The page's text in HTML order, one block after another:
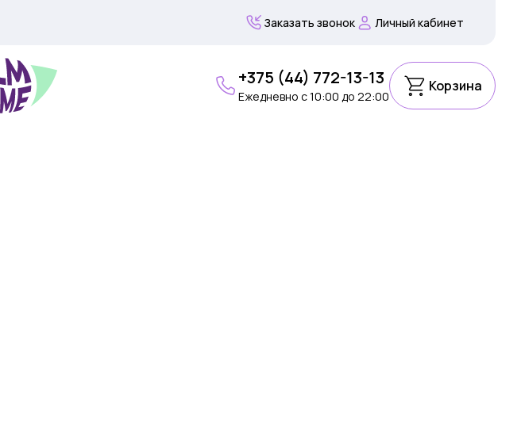
Заказать звонок Личный кабинет
+375 (44) 772-13-13
Ежедневно c 10:00 до 22:00
Корзина